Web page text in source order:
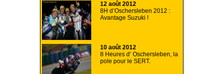
12 août 2012
8H d’Oschersleben 2012 :
Avantage Suzuki !
10 août 2012
8 Heures d’ Oschersleben, la
pole pour le SERT.